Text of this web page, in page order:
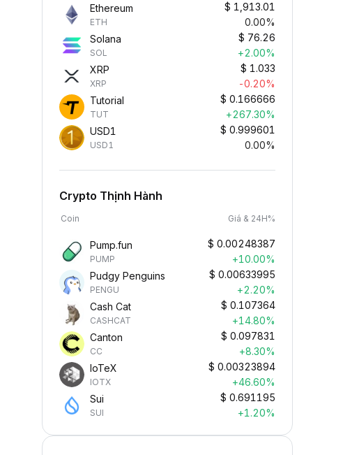
Ethereum
ETH
$ 1,913.01
0.00%
Solana
SOL
$ 76.26
+2.00%
XRP
XRP
$ 1.033
-0.20%
Tutorial
TUT
$ 0.166666
+267.30%
USD1
USD1
$ 0.999601
0.00%
Crypto Thịnh Hành
Coin Giá & 24H%
Pump.fun
PUMP
$ 0.00248387
+10.00%
Pudgy Penguins
PENGU
$ 0.00633995
+2.20%
Cash Cat
CASHCAT
$ 0.107364
+14.80%
Canton
CC
$ 0.097831
+8.30%
IoTeX
IOTX
$ 0.00323894
+46.60%
Sui
SUI
$ 0.691195
+1.20%